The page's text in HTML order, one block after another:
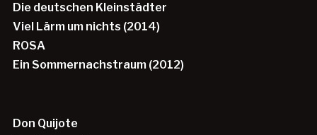
Die deutschen Kleinstädter
Viel Lärm um nichts (2014)
ROSA
Ein Sommernachstraum (2012)
Don Quijote